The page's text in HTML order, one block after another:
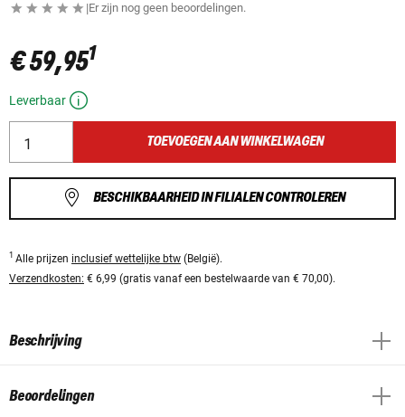
|Er zijn nog geen beoordelingen.
€ 59,951
Leverbaar
TOEVOEGEN AAN WINKELWAGEN
BESCHIKBAARHEID IN FILIALEN CONTROLEREN
1 Alle prijzen inclusief wettelijke btw (België).
Verzendkosten: € 6,99 (gratis vanaf een bestelwaarde van € 70,00).
Beschrijving
Beoordelingen